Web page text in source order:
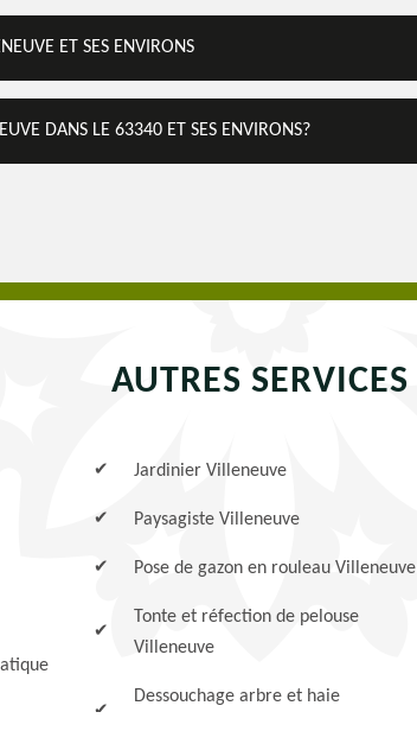
ET SES ENVIRONS
DANS LE 63340 ET SES ENVIRONS?
AUTRES SERVICES
Jardinier Villeneuve
Paysagiste Villeneuve
Pose de gazon en rouleau Villeneuve
Tonte et réfection de pelouse
Villeneuve
Dessouchage arbre et haie